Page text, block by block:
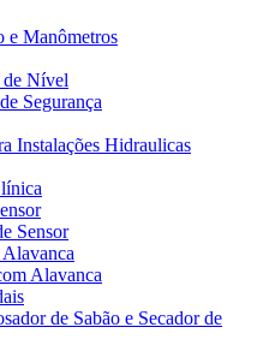
e Manômetros
de Nível
Segurança
Instalações Hidraulicas
Sensor
Alavanca
de Sabão e Secador de